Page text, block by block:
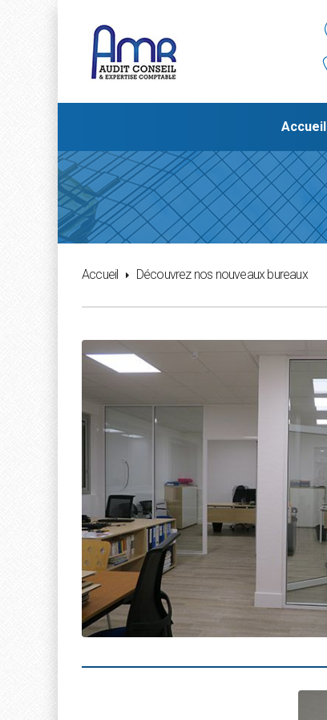
Accueil
Accueil Découvrez nos nouveaux bureaux